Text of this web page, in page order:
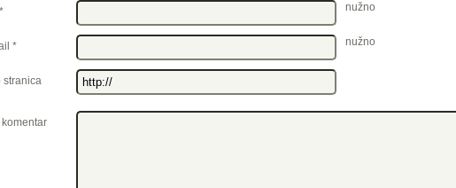
* nužno
* nužno
stranica